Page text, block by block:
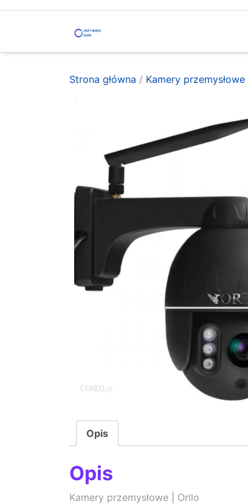
Strona główna / Kamery przemysłowe
Opis
Opis
Kamery przemysłowe | Orllo